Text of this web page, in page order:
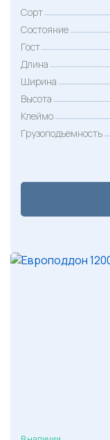
о
н
а
ч
а
а
е
Сорт
Состояние
Гост
Длина
Ширина
Высота
Клеймо
Грузоподъемность